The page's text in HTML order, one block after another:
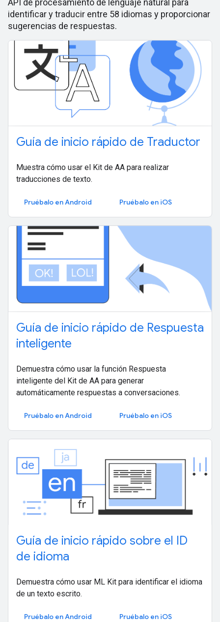
identificar y traducir entre 58 idiomas y proporcionar
sugerencias de respuestas.
Guía de inicio rápido de Traductor
Muestra cómo usar el Kit de AA para realizar
traducciones de texto.
Pruébalo en Android Pruébalo en iOS
Guía de inicio rápido de Respuesta
inteligente
Demuestra cómo usar la función Respuesta
inteligente del Kit de AA para generar
automáticamente respuestas a conversaciones.
Pruébalo en Android Pruébalo en iOS
Guía de inicio rápido sobre el ID
de idioma
Demuestra cómo usar ML Kit para identificar el idioma
de un texto escrito.
Pruébalo en Android Pruébalo en iOS